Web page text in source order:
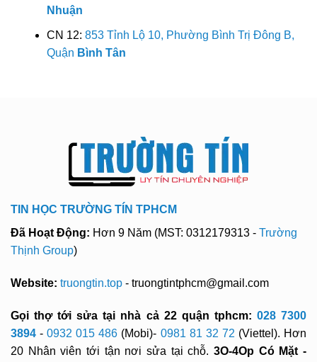
Nhuận
CN 12: 853 Tỉnh Lộ 10, Phường Bình Trị Đông B,
Quận Bình Tân
TIN HỌC TRƯỜNG TÍN TPHCM
Đã Hoạt Động: Hơn 9 Năm (MST: 0312179313 - Trường
Thịnh Group)
Website: truongtin.top - truongtintphcm@gmail.com
Gọi thợ tới sửa tại nhà cả 22 quận tphcm: 028 7300
3894-0932 015 486 (Mobi)- 0981 81 32 72 (Viettel). Hơn
20 Nhân viên tới tận nơi sửa tại chỗ. 3O-4Op Có Mặt -